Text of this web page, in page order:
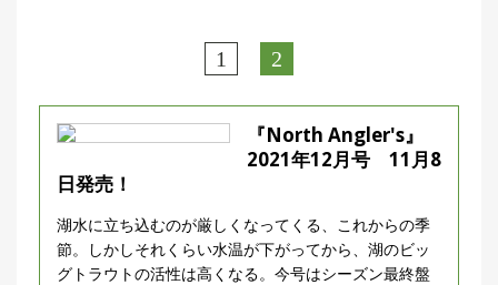
1 2
『North Angler's』
2021年12月号 11月8
日発売！
湖水に立ち込むのが厳しくなってくる、これからの季
節。しかしそれくらい水温が下がってから、湖のビッ
グトラウトの活性は高くなる。今号はシーズン最終盤